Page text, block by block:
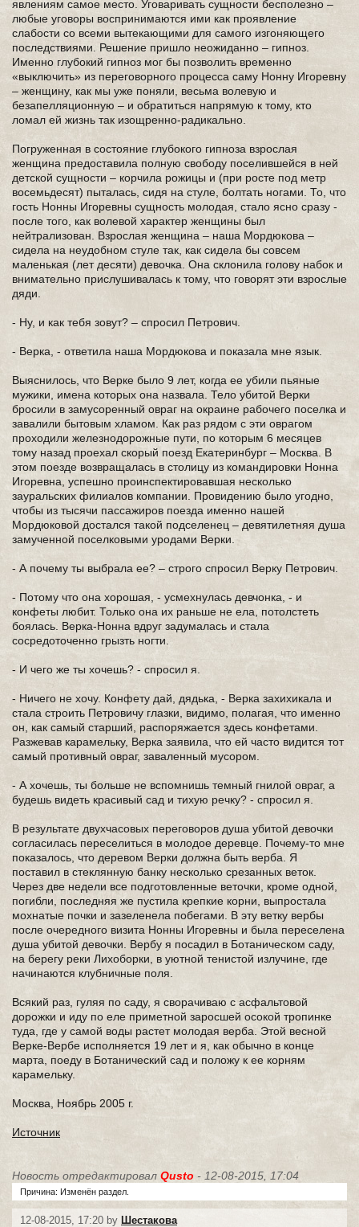
явлениям самое место. Уговаривать сущности бесполезно –
любые уговоры воспринимаются ими как проявление
слабости со всеми вытекающими для самого изгоняющего
последствиями. Решение пришло неожиданно – гипноз.
Именно глубокий гипноз мог бы позволить временно
«выключить» из переговорного процесса саму Нонну Игоревну
– женщину, как мы уже поняли, весьма волевую и
безапелляционную – и обратиться напрямую к тому, кто
ломал ей жизнь так изощренно-радикально.
Погруженная в состояние глубокого гипноза взрослая
женщина предоставила полную свободу поселившейся в ней
детской сущности – корчила рожицы и (при росте под метр
восемьдесят) пыталась, сидя на стуле, болтать ногами. То, что
гость Нонны Игоревны сущность молодая, стало ясно сразу -
после того, как волевой характер женщины был
нейтрализован. Взрослая женщина – наша Мордюкова –
сидела на неудобном стуле так, как сидела бы совсем
маленькая (лет десяти) девочка. Она склонила голову набок и
внимательно прислушивалась к тому, что говорят эти взрослые
дяди.
- Ну, и как тебя зовут? – спросил Петрович.
- Верка, - ответила наша Мордюкова и показала мне язык.
Выяснилось, что Верке было 9 лет, когда ее убили пьяные
мужики, имена которых она назвала. Тело убитой Верки
бросили в замусоренный овраг на окраине рабочего поселка и
завалили бытовым хламом. Как раз рядом с эти оврагом
проходили железнодорожные пути, по которым 6 месяцев
тому назад проехал скорый поезд Екатеринбург – Москва. В
этом поезде возвращалась в столицу из командировки Нонна
Игоревна, успешно проинспектировавшая несколько
зауральских филиалов компании. Провидению было угодно,
чтобы из тысячи пассажиров поезда именно нашей
Мордюковой достался такой подселенец – девятилетняя душа
замученной поселковыми уродами Верки.
- А почему ты выбрала ее? – строго спросил Верку Петрович.
- Потому что она хорошая, - усмехнулась девчонка, - и
конфеты любит. Только она их раньше не ела, потолстеть
боялась. Верка-Нонна вдруг задумалась и стала
сосредоточенно грызть ногти.
- И чего же ты хочешь? - спросил я.
- Ничего не хочу. Конфету дай, дядька, - Верка захихикала и
стала строить Петровичу глазки, видимо, полагая, что именно
он, как самый старший, распоряжается здесь конфетами.
Разжевав карамельку, Верка заявила, что ей часто видится тот
самый противный овраг, заваленный мусором.
- А хочешь, ты больше не вспомнишь темный гнилой овраг, а
будешь видеть красивый сад и тихую речку? - спросил я.
В результате двухчасовых переговоров душа убитой девочки
согласилась переселиться в молодое деревце. Почему-то мне
показалось, что деревом Верки должна быть верба. Я
поставил в стеклянную банку несколько срезанных веток.
Через две недели все подготовленные веточки, кроме одной,
погибли, последняя же пустила крепкие корни, выпростала
мохнатые почки и зазеленела побегами. В эту ветку вербы
после очередного визита Нонны Игоревны и была переселена
душа убитой девочки. Вербу я посадил в Ботаническом саду,
на берегу реки Лихоборки, в уютной тенистой излучине, где
начинаются клубничные поля.
Всякий раз, гуляя по саду, я сворачиваю с асфальтовой
дорожки и иду по еле приметной заросшей осокой тропинке
туда, где у самой воды растет молодая верба. Этой весной
Верке-Вербе исполняется 19 лет и я, как обычно в конце
марта, поеду в Ботанический сад и положу к ее корням
карамельку.
Москва, Ноябрь 2005 г.
Источник
Новость отредактировал Qusto - 12-08-2015, 17:04
Причина: Изменён раздел.
12-08-2015, 17:20 by Шестакова